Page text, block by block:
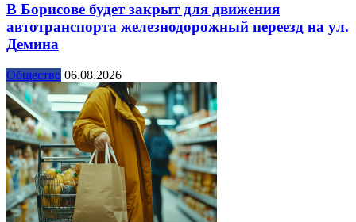
В Борисове будет закрыт для движения
автотранспорта железнодорожный переезд на ул.
Демина
Общество 06.08.2026